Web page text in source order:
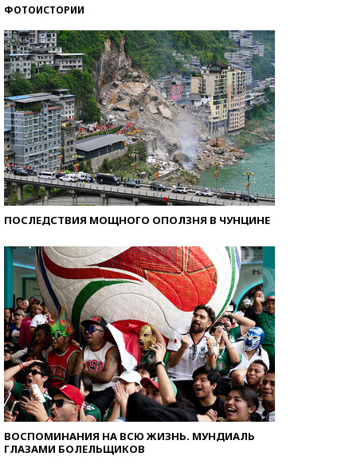
ФОТОИСТОРИИ
ПОСЛЕДСТВИЯ МОЩНОГО ОПОЛЗНЯ В ЧУНЦИНЕ
ВОСПОМИНАНИЯ НА ВСЮ ЖИЗНЬ. МУНДИАЛЬ
ГЛАЗАМИ БОЛЕЛЬЩИКОВ